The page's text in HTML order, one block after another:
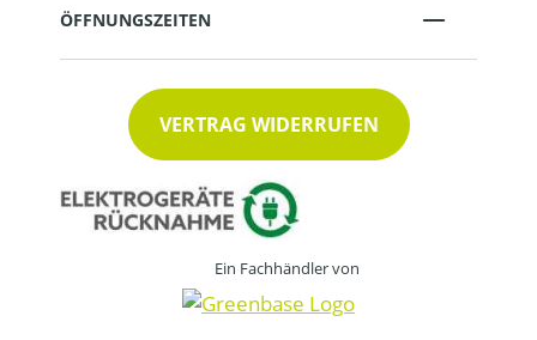
ÖFFNUNGSZEITEN
VERTRAG WIDERRUFEN
Ein Fachhändler von